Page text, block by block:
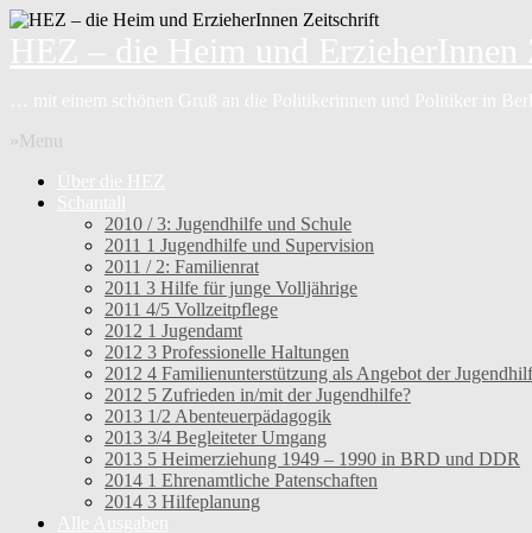
»Menu
2010 / 3: Jugendhilfe und Schule
2011 1 Jugendhilfe und Supervision
2011 / 2: Familienrat
2011 3 Hilfe für junge Volljährige
2011 4/5 Vollzeitpflege
2012 1 Jugendamt
2012 3 Professionelle Haltungen
2012 4 Familienunterstützung als Angebot der
2012 5 Zufrieden in/mit der Jugendhilfe?
2013 1/2 Abenteuerpädagogik
2013 3/4 Begleiteter Umgang
2013 5 Heimerziehung 1949 – 1990 in BRD und DDR
2014 1 Ehrenamtliche Patenschaften
2014 3 Hilfeplanung